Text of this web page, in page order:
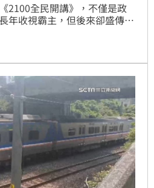
2100全民開講》，不僅是政
年收視霸主，但後來卻盛傳因
，長期為偏鄉孩童教育奔走，
，當年62歲交出主持棒後，健
管硬化，如90多歲老人隨時可